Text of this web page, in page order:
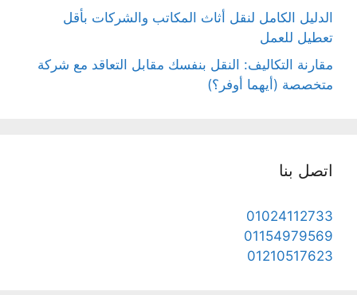
الدليل الكامل لنقل أثاث المكاتب والشركات بأقل
تعطيل للعمل
مقارنة التكاليف: النقل بنفسك مقابل التعاقد مع شركة
متخصصة (أيهما أوفر؟)
اتصل بنا
01024112733
01154979569
01210517623